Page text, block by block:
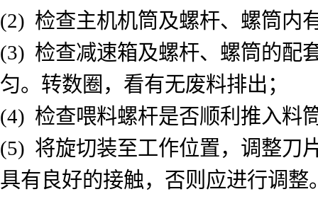
(2) 检查主机机筒及螺杆、螺筒内
(3) 检查减速箱及螺杆、螺筒的配
匀。转数圈，看有无废料排出；
(4) 检查喂料螺杆是否顺利推入料
(5) 将旋切装至工作位置，调整刀
具有良好的接触，否则应进行调整